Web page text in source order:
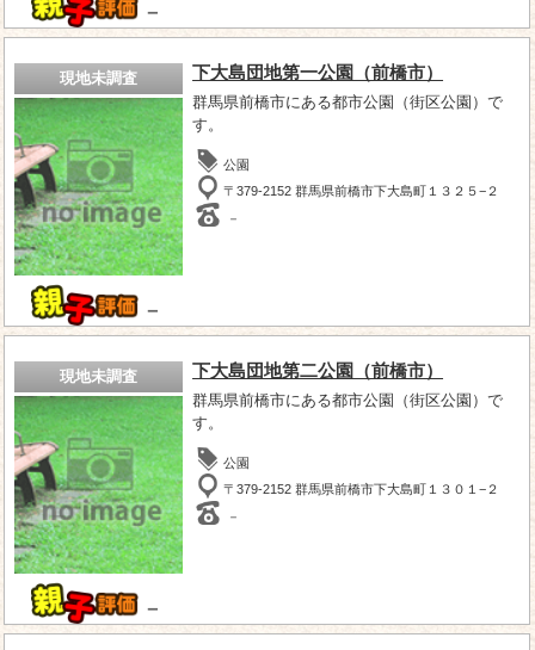
－
現地未調査
－
下大島団地第一公園（前橋市）
群馬県前橋市にある都市公園（街区公園）で
す。
公園
〒379-2152 群馬県前橋市下大島町１３２５−２
－
現地未調査
－
下大島団地第二公園（前橋市）
群馬県前橋市にある都市公園（街区公園）で
す。
公園
〒379-2152 群馬県前橋市下大島町１３０１−２
－